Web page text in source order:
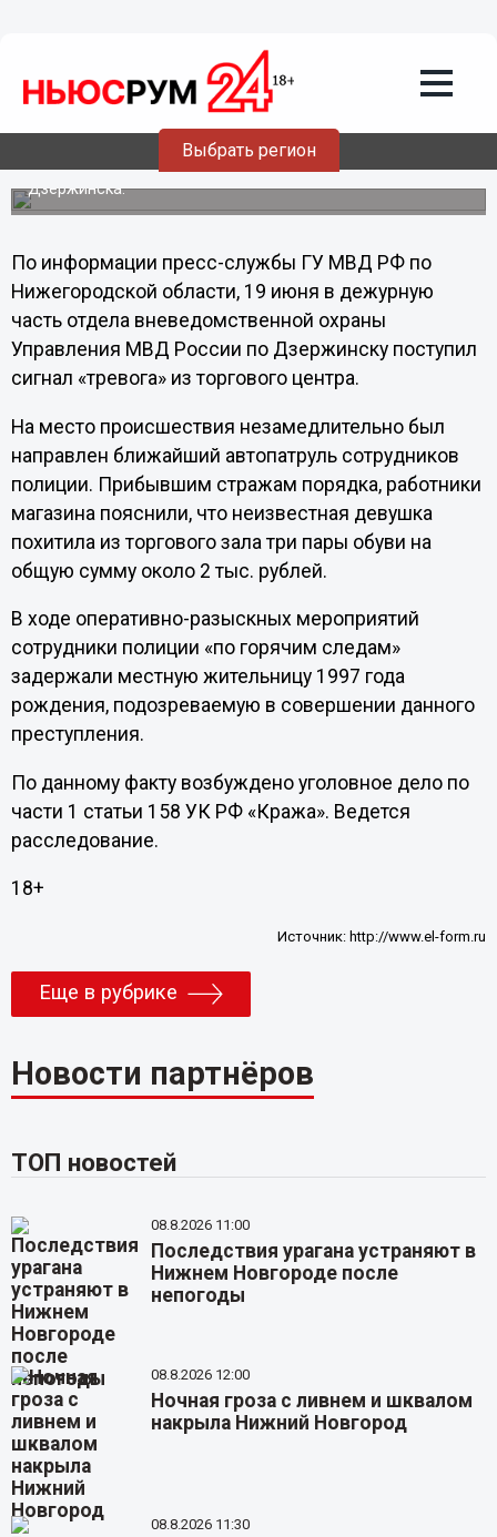
Выбрать регион
Три пары обуви похитила нижегородка
из магазина
По «горячим следам» сотрудниками вневедомственной
охраны задержана по подозрению в совершении кражи
из обувного магазина несовершеннолетняя жительница
Дзержинска.
По информации пресс-службы ГУ МВД РФ по
Нижегородской области, 19 июня в дежурную
часть отдела вневедомственной охраны
Управления МВД России по Дзержинску поступил
сигнал «тревога» из торгового центра.
На место происшествия незамедлительно был
направлен ближайший автопатруль сотрудников
полиции. Прибывшим стражам порядка, работники
магазина пояснили, что неизвестная девушка
похитила из торгового зала три пары обуви на
общую сумму около 2 тыс. рублей.
В ходе оперативно-разыскных мероприятий
сотрудники полиции «по горячим следам»
задержали местную жительницу 1997 года
рождения, подозреваемую в совершении данного
преступления.
По данному факту возбуждено уголовное дело по
части 1 статьи 158 УК РФ «Кража». Ведется
расследование.
18+
Источник: http://www.el-form.ru
Еще в рубрике
Новости партнёров
ТОП новостей
08.8.2026 11:00
Последствия урагана устраняют в
Нижнем Новгороде после
непогоды
08.8.2026 12:00
Ночная гроза с ливнем и шквалом
накрыла Нижний Новгород
08.8.2026 11:30